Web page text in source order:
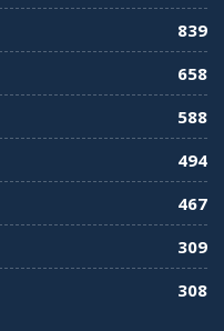
Випуск 10. Тонкощі та
Випуск 8. Розмова з
839
658
588
494
467
309
308